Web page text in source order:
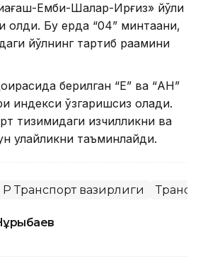
Емби-Шалқар-Ирғиз» йўли
олди. Бу ерда “04” минтақани,
йўлнинг тартиб рақамини
берилган “Е” ва “АН”
индекси ўзгаришсиз қолади.
тизимидаги изчилликни ва
қулайликни таъминлайди.
ҚР Транспорт вазирлиги